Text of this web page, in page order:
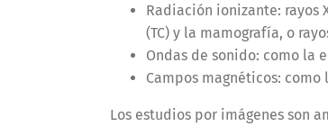
Radiación ionizante: rayos
(TC) y la mamografía, o
Ondas de sonido: como la
Campos magnéticos:
Los estudios por imágenes son